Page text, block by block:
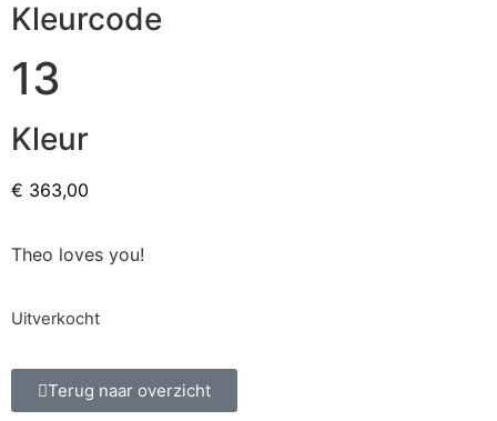
Kleurcode
13
Kleur
€ 363,00
Theo loves you!
Uitverkocht
Terug naar overzicht